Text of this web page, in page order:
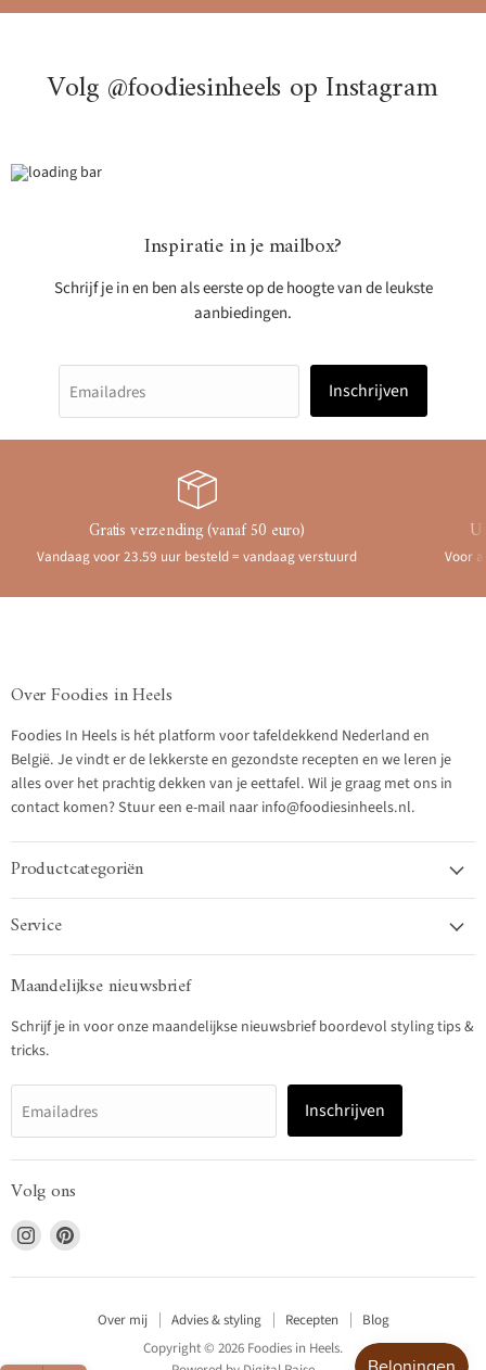
Volg @foodiesinheels op Instagram
Inspiratie in je mailbox?
Schrijf je in en ben als eerste op de hoogte van de leukste
aanbiedingen.
Emailadres Inschrijven
Gratis verzending (vanaf 50 euro)
Vandaag voor 23.59 uur besteld = vandaag verstuurd Voor
Over Foodies in Heels
Foodies In Heels is hét platform voor tafeldekkend Nederland en
België. Je vindt er de lekkerste en gezondste recepten en we leren je
alles over het prachtig dekken van je eettafel. Wil je graag met ons in
contact komen? Stuur een e-mail naar info@foodiesinheels.nl.
Productcategoriën
Service
Maandelijkse nieuwsbrief
Schrijf je in voor onze maandelijkse nieuwsbrief boordevol styling tips &
tricks.
Emailadres Inschrijven
Volg ons
Vind
ons
op
Vind
op
Over mij Advies & styling Recepten
Blog
Copyright © 2026 Foodies in Heels.